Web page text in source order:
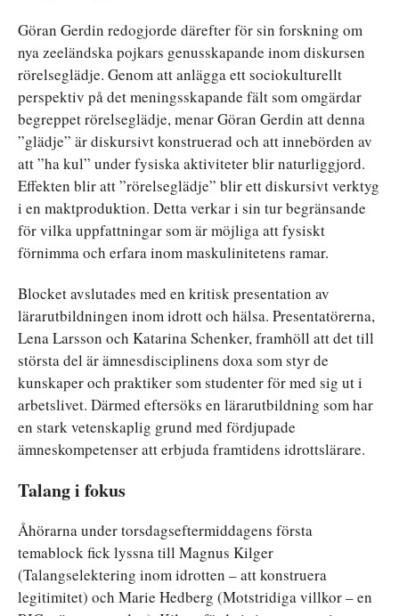
Göran Gerdin redogjorde därefter för sin forskning om
nya zeeländska pojkars genusskapande inom diskursen
rörelseglädje. Genom att anlägga ett sociokulturellt
perspektiv på det meningsskapande fält som omgärdar
begreppet rörelseglädje, menar Göran Gerdin att denna
”glädje” är diskursivt konstruerad och att innebörden av
att ”ha kul” under fysiska aktiviteter blir naturliggjord.
Effekten blir att ”rörelseglädje” blir ett diskursivt verktyg
i en maktproduktion. Detta verkar i sin tur begränsande
för vilka uppfattningar som är möjliga att fysiskt
förnimma och erfara inom maskulinitetens ramar.
Blocket avslutades med en kritisk presentation av
lärarutbildningen inom idrott och hälsa. Presentatörerna,
Lena Larsson och Katarina Schenker, framhöll att det till
största del är ämnesdisciplinens doxa som styr de
kunskaper och praktiker som studenter för med sig ut i
arbetslivet. Därmed eftersöks en lärarutbildning som har
en stark vetenskaplig grund med fördjupade
ämneskompetenser att erbjuda framtidens idrottslärare.
Talang i fokus
Åhörarna under torsdagseftermiddagens första
temablock fick lyssna till Magnus Kilger
(Talangselektering inom idrotten – att konstruera
legitimitet) och Marie Hedberg (Motstridiga villkor – en